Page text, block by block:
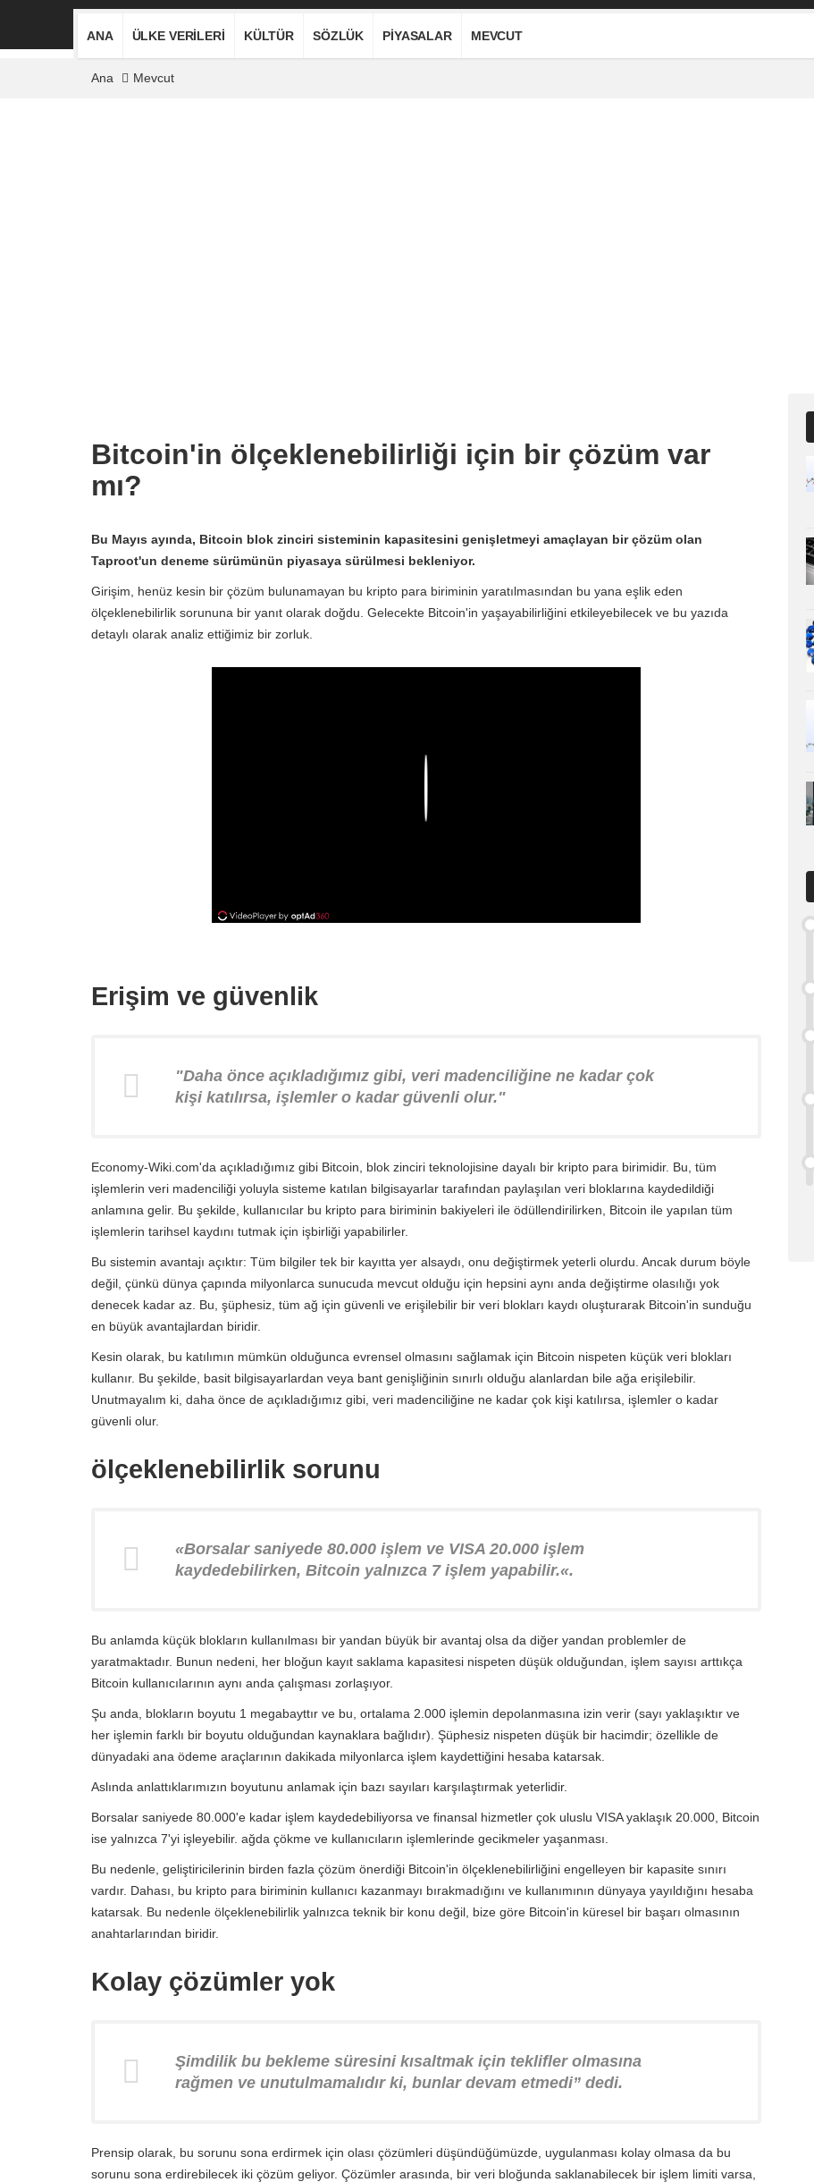
ANA ÜLKE VERILERI KÜLTÜR SÖZLÜK PIYASALAR MEVCUT
Ana Mevcut
Bitcoin'in ölçeklenebilirliği için bir çözüm var
mı?
Bu Mayıs ayında, Bitcoin blok zinciri sisteminin kapasitesini genişletmeyi amaçlayan bir çözüm olan
Taproot'un deneme sürümünün piyasaya sürülmesi bekleniyor.
Girişim, henüz kesin bir çözüm bulunamayan bu kripto para biriminin yaratılmasından bu yana eşlik eden
ölçeklenebilirlik sorununa bir yanıt olarak doğdu. Gelecekte Bitcoin'in yaşayabilirliğini etkileyebilecek ve bu yazıda
detaylı olarak analiz ettiğimiz bir zorluk.
Erişim ve güvenlik
"Daha önce açıkladığımız gibi, veri madenciliğine ne kadar çok
kişi katılırsa, işlemler o kadar güvenli olur."
Economy-Wiki.com'da açıkladığımız gibi Bitcoin, blok zinciri teknolojisine dayalı bir kripto para birimidir. Bu, tüm
işlemlerin veri madenciliği yoluyla sisteme katılan bilgisayarlar tarafından paylaşılan veri bloklarına kaydedildiği
anlamına gelir. Bu şekilde, kullanıcılar bu kripto para biriminin bakiyeleri ile ödüllendirilirken, Bitcoin ile yapılan tüm
işlemlerin tarihsel kaydını tutmak için işbirliği yapabilirler.
Bu sistemin avantajı açıktır: Tüm bilgiler tek bir kayıtta yer alsaydı, onu değiştirmek yeterli olurdu. Ancak durum böyle
değil, çünkü dünya çapında milyonlarca sunucuda mevcut olduğu için hepsini aynı anda değiştirme olasılığı yok
denecek kadar az. Bu, şüphesiz, tüm ağ için güvenli ve erişilebilir bir veri blokları kaydı oluşturarak Bitcoin'in sunduğu
en büyük avantajlardan biridir.
Kesin olarak, bu katılımın mümkün olduğunca evrensel olmasını sağlamak için Bitcoin nispeten küçük veri blokları
kullanır. Bu şekilde, basit bilgisayarlardan veya bant genişliğinin sınırlı olduğu alanlardan bile ağa erişilebilir.
Unutmayalım ki, daha önce de açıkladığımız gibi, veri madenciliğine ne kadar çok kişi katılırsa, işlemler o kadar
güvenli olur.
ölçeklenebilirlik sorunu
«Borsalar saniyede 80.000 işlem ve VISA 20.000 işlem
kaydedebilirken, Bitcoin yalnızca 7 işlem yapabilir.«.
Bu anlamda küçük blokların kullanılması bir yandan büyük bir avantaj olsa da diğer yandan problemler de
yaratmaktadır. Bunun nedeni, her bloğun kayıt saklama kapasitesi nispeten düşük olduğundan, işlem sayısı arttıkça
Bitcoin kullanıcılarının aynı anda çalışması zorlaşıyor.
Şu anda, blokların boyutu 1 megabayttır ve bu, ortalama 2.000 işlemin depolanmasına izin verir (sayı yaklaşıktır ve
her işlemin farklı bir boyutu olduğundan kaynaklara bağlıdır). Şüphesiz nispeten düşük bir hacimdir; özellikle de
dünyadaki ana ödeme araçlarının dakikada milyonlarca işlem kaydettiğini hesaba katarsak.
Aslında anlattıklarımızın boyutunu anlamak için bazı sayıları karşılaştırmak yeterlidir.
Borsalar saniyede 80.000'e kadar işlem kaydedebiliyorsa ve finansal hizmetler çok uluslu VISA yaklaşık 20.000, Bitcoin
ise yalnızca 7'yi işleyebilir. ağda çökme ve kullanıcıların işlemlerinde gecikmeler yaşanması.
Bu nedenle, geliştiricilerinin birden fazla çözüm önerdiği Bitcoin'in ölçeklenebilirliğini engelleyen bir kapasite sınırı
vardır. Dahası, bu kripto para biriminin kullanıcı kazanmayı bırakmadığını ve kullanımının dünyaya yayıldığını hesaba
katarsak. Bu nedenle ölçeklenebilirlik yalnızca teknik bir konu değil, bize göre Bitcoin'in küresel bir başarı olmasının
anahtarlarından biridir.
Kolay çözümler yok
Şimdilik bu bekleme süresini kısaltmak için teklifler olmasına
rağmen ve unutulmamalıdır ki, bunlar devam etmedi” dedi.
Prensip olarak, bu sorunu sona erdirmek için olası çözümleri düşündüğümüzde, uygulanması kolay olmasa da bu
sorunu sona erdirebilecek iki çözüm geliyor. Çözümler arasında, bir veri bloğunda saklanabilecek bir işlem limiti varsa,